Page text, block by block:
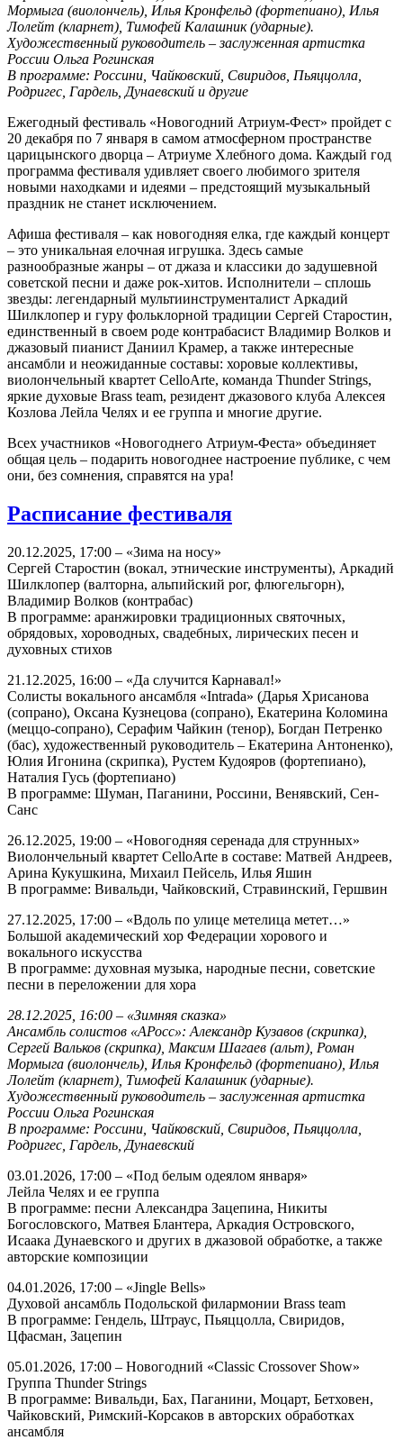
Мормыга (виолончель), Илья Кронфельд (фортепиано), Илья
Лолейт (кларнет), Тимофей Калашник (ударные).
Художественный руководитель – заслуженная артистка
России Ольга Рогинская
В программе: Россини, Чайковский, Свиридов, Пьяццолла,
Родригес, Гардель, Дунаевский и другие
Ежегодный фестиваль «Новогодний Атриум-Фест» пройдет с
20 декабря по 7 января в самом атмосферном пространстве
царицынского дворца – Атриуме Хлебного дома. Каждый год
программа фестиваля удивляет своего любимого зрителя
новыми находками и идеями – предстоящий музыкальный
праздник не станет исключением.
Афиша фестиваля – как новогодняя елка, где каждый концерт
– это уникальная елочная игрушка. Здесь самые
разнообразные жанры – от джаза и классики до задушевной
советской песни и даже рок-хитов. Исполнители – сплошь
звезды: легендарный мультиинструменталист Аркадий
Шилклопер и гуру фольклорной традиции Сергей Старостин,
единственный в своем роде контрабасист Владимир Волков и
джазовый пианист Даниил Крамер, а также интересные
ансамбли и неожиданные составы: хоровые коллективы,
виолончельный квартет CelloArte, команда Thunder Strings,
яркие духовые Brass team, резидент джазового клуба Алексея
Козлова Лейла Челях и ее группа и многие другие.
Всех участников «Новогоднего Атриум-Феста» объединяет
общая цель – подарить новогоднее настроение публике, с чем
они, без сомнения, справятся на ура!
Расписание фестиваля
20.12.2025, 17:00 – «Зима на носу»
Сергей Старостин (вокал, этнические инструменты), Аркадий
Шилклопер (валторна, альпийский рог, флюгельгорн),
Владимир Волков (контрабас)
В программе: аранжировки традиционных святочных,
обрядовых, хороводных, свадебных, лирических песен и
духовных стихов
21.12.2025, 16:00 – «Да случится Карнавал!»
Солисты вокального ансамбля «Intrada» (Дарья Хрисанова
(сопрано), Оксана Кузнецова (сопрано), Екатерина Коломина
(меццо-сопрано), Серафим Чайкин (тенор), Богдан Петренко
(бас), художественный руководитель – Екатерина Антоненко),
Юлия Игонина (скрипка), Рустем Кудояров (фортепиано),
Наталия Гусь (фортепиано)
В программе: Шуман, Паганини, Россини, Венявский, Сен-
Санс
26.12.2025, 19:00 – «Новогодняя серенада для струнных»
Виолончельный квартет CelloArte в составе: Матвей Андреев,
Арина Кукушкина, Михаил Пейсель, Илья Яшин
В программе: Вивальди, Чайковский, Стравинский, Гершвин
27.12.2025, 17:00 – «Вдоль по улице метелица метет…»
Большой академический хор Федерации хорового и
вокального искусства
В программе: духовная музыка, народные песни, советские
песни в переложении для хора
28.12.2025, 16:00 – «Зимняя сказка»
Ансамбль солистов «АРосс»: Александр Кузавов (скрипка),
Сергей Вальков (скрипка), Максим Шагаев (альт), Роман
Мормыга (виолончель), Илья Кронфельд (фортепиано), Илья
Лолейт (кларнет), Тимофей Калашник (ударные).
Художественный руководитель – заслуженная артистка
России Ольга Рогинская
В программе: Россини, Чайковский, Свиридов, Пьяццолла,
Родригес, Гардель, Дунаевский
03.01.2026, 17:00 – «Под белым одеялом января»
Лейла Челях и ее группа
В программе: песни Александра Зацепина, Никиты
Богословского, Матвея Блантера, Аркадия Островского,
Исаака Дунаевского и других в джазовой обработке, а также
авторские композиции
04.01.2026, 17:00 – «Jingle Bells»
Духовой ансамбль Подольской филармонии Brass team
В программе: Гендель, Штраус, Пьяццолла, Свиридов,
Цфасман, Зацепин
05.01.2026, 17:00 – Новогодний «Classic Crossover Show»
Группа Thunder Strings
В программе: Вивальди, Бах, Паганини, Моцарт, Бетховен,
Чайковский, Римский-Корсаков в авторских обработках
ансамбля